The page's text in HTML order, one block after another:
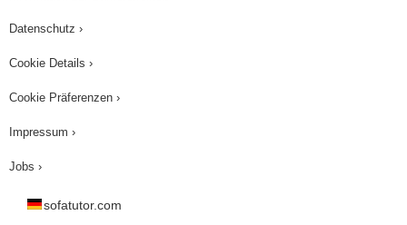
Datenschutz ›
Cookie Details ›
Cookie Präferenzen ›
Impressum ›
Jobs ›
sofatutor.com